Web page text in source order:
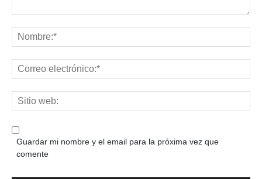
Guardar mi nombre y el email para la próxima vez que
comente